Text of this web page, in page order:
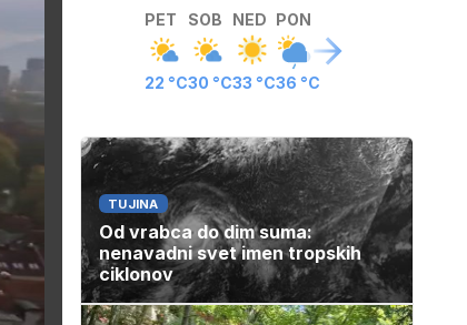
PET
22 °C
SOB
30 °C
NED
33 °C
PON
36 °C
TUJINA
Od vrabca do dim suma:
nenavadni svet imen tropskih
ciklonov